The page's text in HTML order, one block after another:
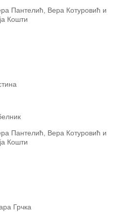
Пантелић, Вера Котуровић и
Кошти
Пантелић, Вера Котуровић и
Кошти
Грчка